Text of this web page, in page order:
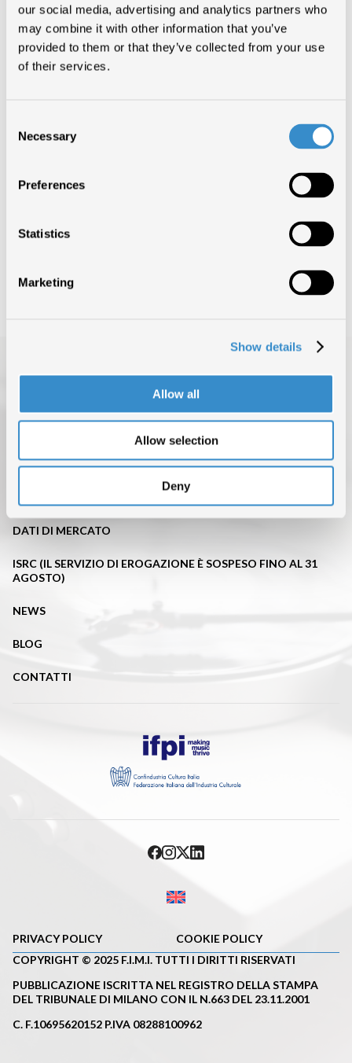
our social media, advertising and analytics partners who
may combine it with other information that you’ve
provided to them or that they’ve collected from your use
of their services.
Selection
Necessary
Preferences
Statistics
Marketing
Show details
Allow all
Allow selection
Deny
FIMI unitamente ad AFI, AUDIOCOOP, IMAIE, PMI, SCF e SIAE, sarà
presente al Midem di Cannes (27/31 gennaio 2008) con lo stand “Italia
TOP OF THE MUSIC
DATI DI MERCATO
ISRC (IL SERVIZIO DI EROGAZIONE È SOSPESO FINO AL 31
AGOSTO)
NEWS
BLOG
CONTATTI
PRIVACY POLICY
COOKIE POLICY
COPYRIGHT © 2025 F.I.M.I. TUTTI I DIRITTI RISERVATI
PUBBLICAZIONE ISCRITTA NEL REGISTRO DELLA STAMPA
DEL TRIBUNALE DI MILANO CON IL N.663 DEL 23.11.2001
C. F.10695620152 P.IVA 08288100962